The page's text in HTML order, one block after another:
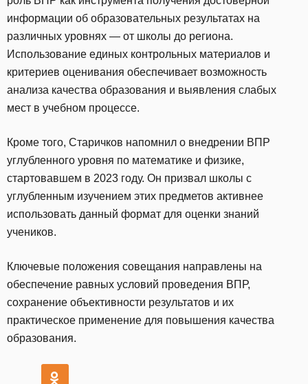
информации об образовательных результатах на
различных уровнях — от школы до региона.
Использование единых контрольных материалов и
критериев оценивания обеспечивает возможность
анализа качества образования и выявления слабых
мест в учебном процессе.
Кроме того, Старичков напомнил о внедрении ВПР
углубленного уровня по математике и физике,
стартовавшем в 2023 году. Он призвал школы с
углубленным изучением этих предметов активнее
использовать данный формат для оценки знаний
учеников.
Ключевые положения совещания направлены на
обеспечение равных условий проведения ВПР,
сохранение объективности результатов и их
практическое применение для повышения качества
образования.